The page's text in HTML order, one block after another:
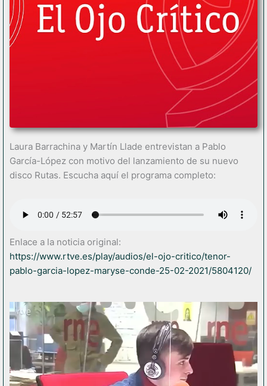
Laura Barrachina y Martín Llade entrevistan a Pablo
García-López con motivo del lanzamiento de su nuevo
disco Rutas. Escucha aquí el programa completo:
Enlace a la noticia original:
https://www.rtve.es/play/audios/el-ojo-critico/tenor-
pablo-garcia-lopez-maryse-conde-25-02-2021/5804120/